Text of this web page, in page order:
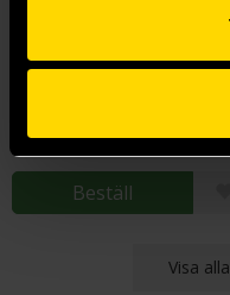
Beställ
Visa